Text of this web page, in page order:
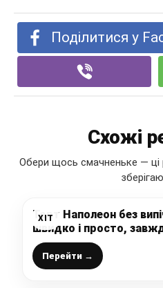
Поділитися у
Схожі
Обери щось смачненьке — ці
ХІТ
Торт Наполеон без
швидко і просто,
ідеально
Перейти →